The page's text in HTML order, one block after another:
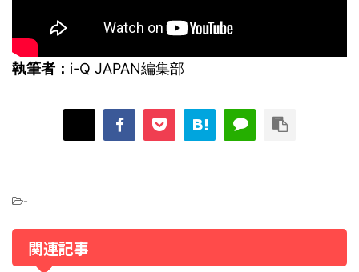
執筆者： i-Q JAPAN編集部
-
関連記事